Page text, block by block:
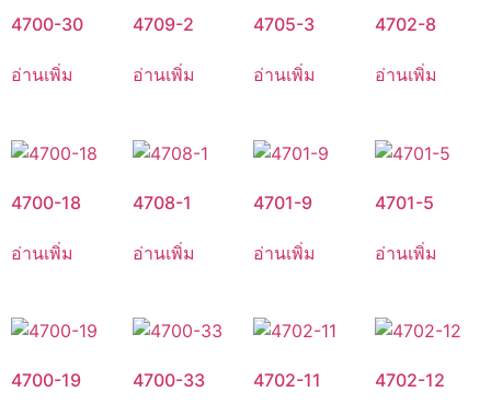
4700-30
อ่านเพิ่ม
4709-2
อ่านเพิ่ม
4705-3
อ่านเพิ่ม
4702-8
อ่านเพิ่ม
4700-18
อ่านเพิ่ม
4708-1
อ่านเพิ่ม
4701-9
อ่านเพิ่ม
4701-5
อ่านเพิ่ม
4700-19 4700-33 4702-11 4702-12